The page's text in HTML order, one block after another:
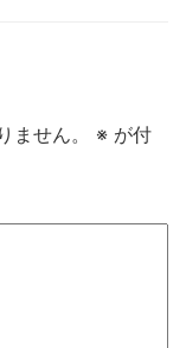
せん。 ※ が付